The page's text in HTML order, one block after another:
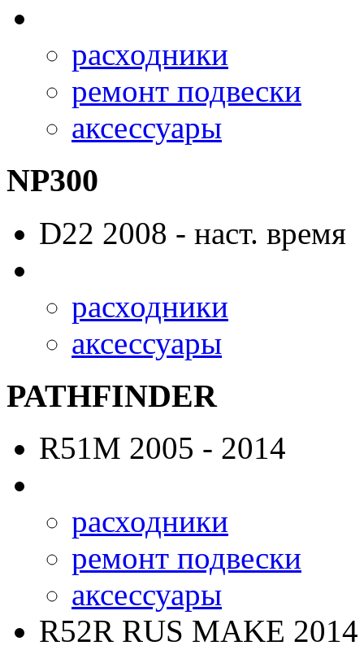
расходники
ремонт подвески
аксессуары
NP300
D22 2008 - наст. время
расходники
аксессуары
PATHFINDER
R51M 2005 - 2014
расходники
ремонт подвески
аксессуары
R52R RUS MAKE